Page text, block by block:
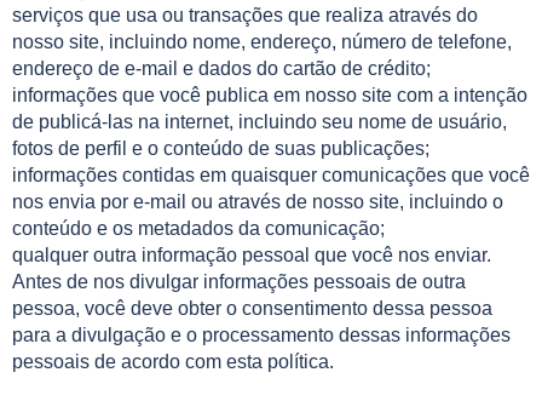
serviços que usa ou transações que realiza através do
nosso site, incluindo nome, endereço, número de telefone,
endereço de e-mail e dados do cartão de crédito;
informações que você publica em nosso site com a intenção
de publicá-las na internet, incluindo seu nome de usuário,
fotos de perfil e o conteúdo de suas publicações;
informações contidas em quaisquer comunicações que você
nos envia por e-mail ou através de nosso site, incluindo o
conteúdo e os metadados da comunicação;
qualquer outra informação pessoal que você nos enviar.
Antes de nos divulgar informações pessoais de outra
pessoa, você deve obter o consentimento dessa pessoa
para a divulgação e o processamento dessas informações
pessoais de acordo com esta política.